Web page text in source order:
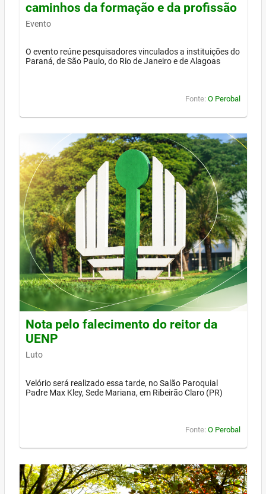
caminhos da formação e da profissão
Evento
O evento reúne pesquisadores vinculados a instituições do
Paraná, de São Paulo, do Rio de Janeiro e de Alagoas
Fonte: O Perobal
Nota pelo falecimento do reitor da
UENP
Luto
Velório será realizado essa tarde, no Salão Paroquial
Padre Max Kley, Sede Mariana, em Ribeirão Claro (PR)
Fonte: O Perobal